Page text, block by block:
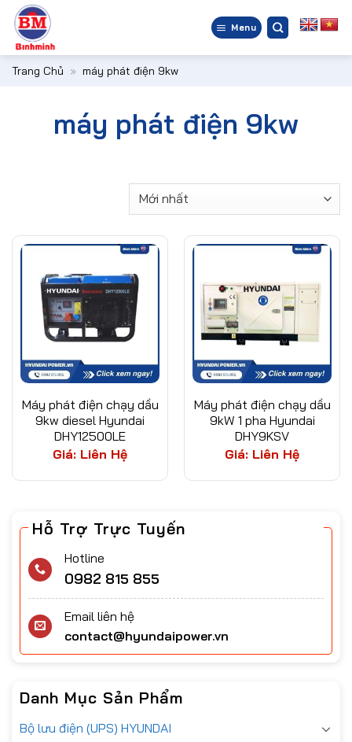
qua
nội
dung
Menu
Trang Chủ » máy phát điện 9kw
Hỗ Trợ Trực Tuyến
Hotline
0982 815 855
Email liên hệ
contact@hyundaipower.vn
Danh Mục Sản Phẩm
Bộ lưu điện (UPS) HYUNDAI
máy phát điện 9kw
Máy phát điện chạy dầu
9kw diesel Hyundai
DHY12500LE
Giá: Liên Hệ
Máy phát điện chạy dầu
9kW 1 pha Hyundai
DHY9KSV
Giá: Liên Hệ